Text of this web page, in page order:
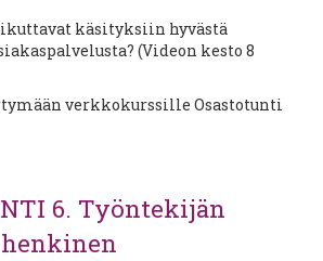
käsityksiin hyvästä
(Videon kesto 8
verkkokurssille Osastotunti
6. Työntekijän